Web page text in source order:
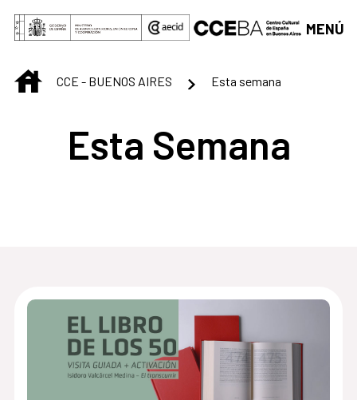
Saltar al contenido principal
MENÚ
INICIOCCE - BUENOS AIRES Esta semana
Esta Semana